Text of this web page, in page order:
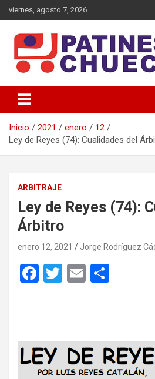
Saltar
al
viernes, agosto 7, 2026
Patines y Chuecas
Inicio 2021 enero
12
Ley de Reyes (74): Cualidades del
ARBITRAJE
Ley de Reyes (74):
Árbitro
enero 12, 2021 Jorge Rodríguez
F
o
o
T
E
ar
tir